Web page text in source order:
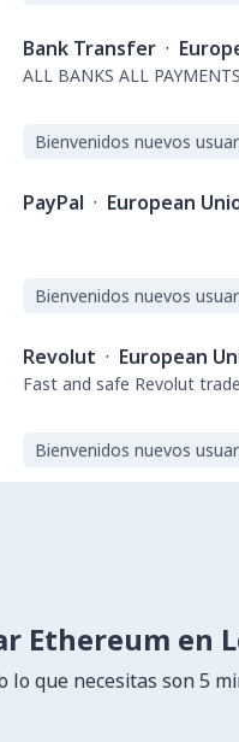
Bank Transfer ·
ALL BANKS ALL PAYMENTS
Bienvenidos nuevos
PayPal · European
Bienvenidos nuevos
Revolut · European
Fast and safe Revolut
Bienvenidos nuevos
Ethereum en
lo que necesitas son 5